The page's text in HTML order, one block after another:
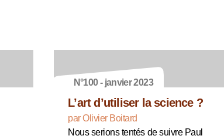
N°100 - janvier 2023
L’art d’utiliser la science ?
par Olivier Boitard
Nous serions tentés de suivre Paul